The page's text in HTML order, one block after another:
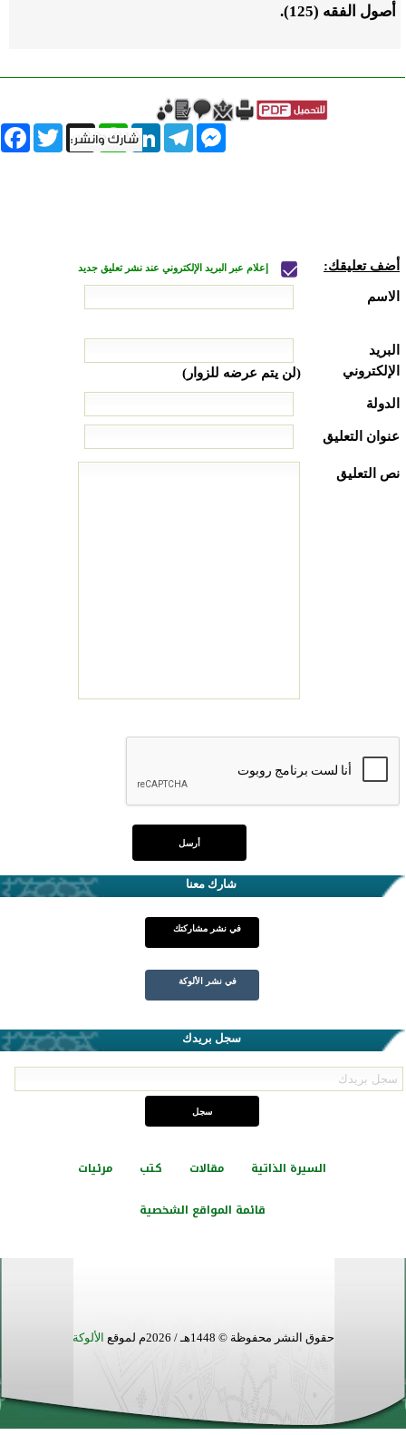
أصول الفقه (125
)
.
Twitter X
WhatsAppLinkedInTelegram
Messenger
أضف تعليقك: إعلام عبر البريد الإلكتروني عند نشر تعليق جديد
الاسم
البريد
الإلكتروني
(لن يتم عرضه للزوار)
الدولة
عنوان التعليق
نص التعليق
شارك معنا
في نشر مشاركتك
في نشر الألوكة
سجل بريدك
السيرة الذاتية مقالات كتب مرئيات
قائمة المواقع الشخصية
حقوق النشر محفوظة © 1448هـ / 2026م لموقع الألوكة